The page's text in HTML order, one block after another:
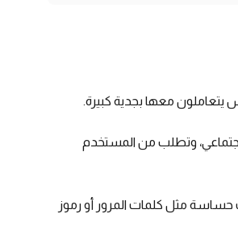
يتعاملون معها بجدية كبيرة.
وتطلب من المستخدم
مثل كلمات المرور أو رموز